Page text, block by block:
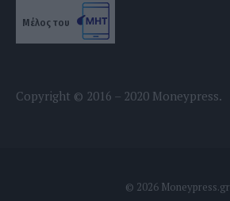
Μέλος του
Copyright © 2016 – 2020 Moneypress.
© 2026 Moneypress.gr